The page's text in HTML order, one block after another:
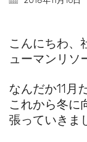
こんにちわ、
ューマンリソ
なんだか11月
これから冬に
張っていきま